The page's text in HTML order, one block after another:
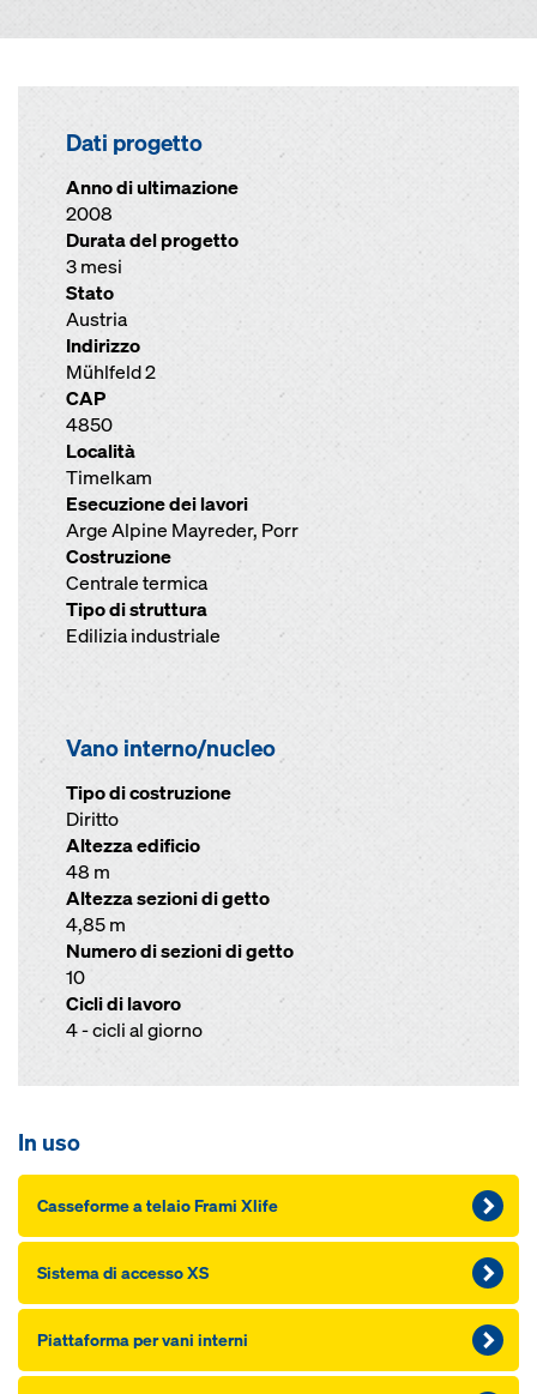
Dati progetto
Anno di ultimazione
2008
Durata del progetto
3 mesi
Stato
Austria
Indirizzo
Mühlfeld 2
CAP
4850
Località
Timelkam
Esecuzione dei lavori
Arge Alpine Mayreder, Porr
Costruzione
Centrale termica
Tipo di struttura
Edilizia industriale
Vano interno/nucleo
Tipo di costruzione
Diritto
Altezza edificio
48 m
Altezza sezioni di getto
4,85 m
Numero di sezioni di getto
10
Cicli di lavoro
4 - cicli al giorno
In uso
Casseforme a telaio Frami Xlife
Sistema di accesso XS
Piattaforma per vani interni